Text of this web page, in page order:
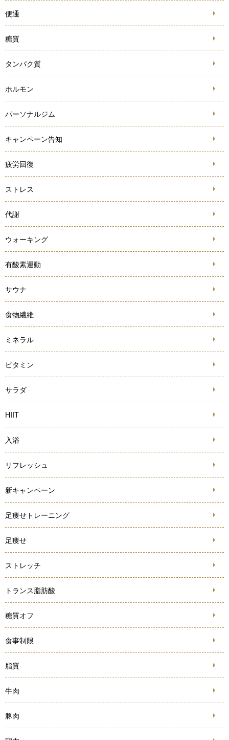
便通
糖質
タンパク質
ホルモン
パーソナルジム
キャンペーン告知
疲労回復
ストレス
代謝
ウォーキング
有酸素運動
サウナ
食物繊維
ミネラル
ビタミン
サラダ
HIIT
入浴
リフレッシュ
新キャンペーン
足痩せトレーニング
足痩せ
ストレッチ
トランス脂肪酸
糖質オフ
食事制限
脂質
牛肉
豚肉